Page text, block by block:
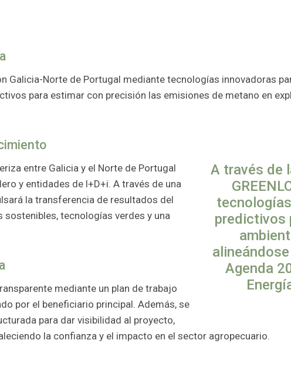
Galicia-Norte de Portugal mediante tecnologías innovadoras
para estimar con precisión las emisiones de metano en
A través de
predictivos
Agenda
entre Galicia y el Norte de Portugal
y entidades de l+D+i. A través de una
la transferencia de resultados del
tecnologías verdes y una
mediante un plan de trabajo
por el beneficiario principal. Además, se
para dar visibilidad al proyecto,
la confianza y el impacto en el sector agropecuario.